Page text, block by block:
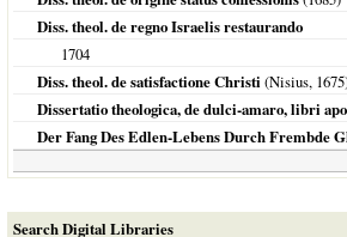
Diss. theol. de regno Israelis restaurando
1704
Diss. theol. de satisfactione Christi (Nisius, 1675
Dissertatio theologica, de dulci-amaro, libri
Der Fang Des Edlen-Lebens Durch Frembde
Search Digital Libraries